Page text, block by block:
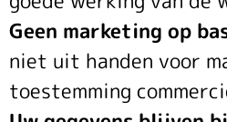
Geen marketing op
niet uit handen voor
toestemming